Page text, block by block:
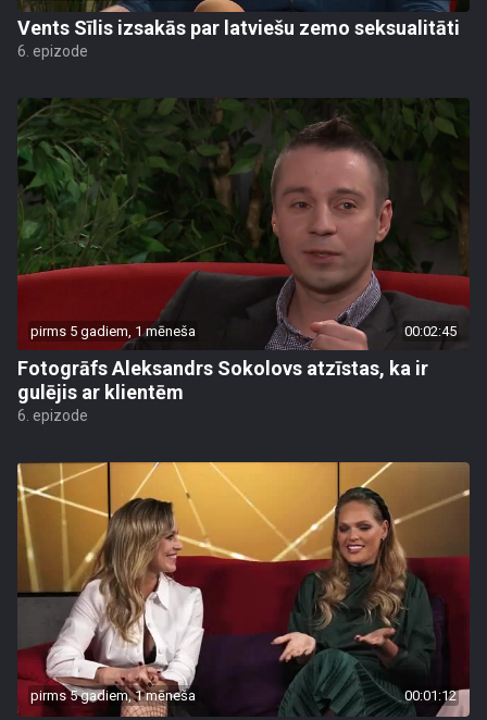
Vents Sīlis izsakās par latviešu zemo seksualitāti
6. epizode
pirms 5 gadiem, 1 mēneša 00:02:45
Fotogrāfs Aleksandrs Sokolovs atzīstas, ka ir
gulējis ar klientēm
6. epizode
pirms 5 gadiem, 1 mēneša 00:01:12